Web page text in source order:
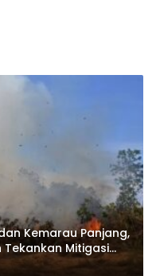
Kemarau Panjang,
Mitigasi